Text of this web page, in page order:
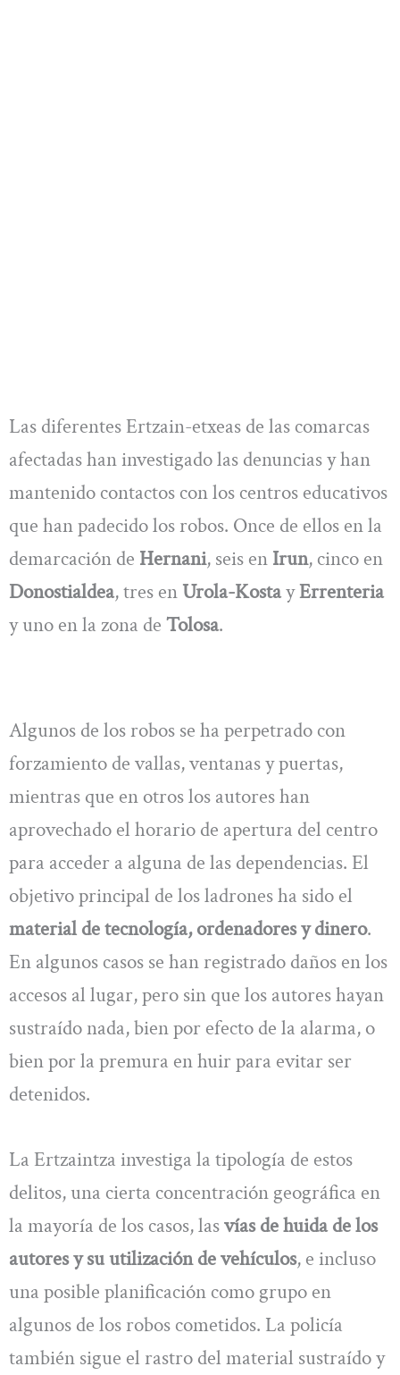
Las diferentes Ertzain-etxeas de las comarcas
afectadas han investigado las denuncias y han
mantenido contactos con los centros educativos
que han padecido los robos. Once de ellos en la
demarcación de Hernani, seis en Irun, cinco en
Donostialdea, tres en Urola-KostayErrenteria
y uno en la zona de Tolosa.
Algunos de los robos se ha perpetrado con
forzamiento de vallas, ventanas y puertas,
mientras que en otros los autores han
aprovechado el horario de apertura del centro
para acceder a alguna de las dependencias. El
objetivo principal de los ladrones ha sido el
material de tecnología, ordenadores y dinero.
En algunos casos se han registrado daños en los
accesos al lugar, pero sin que los autores hayan
sustraído nada, bien por efecto de la alarma, o
bien por la premura en huir para evitar ser
detenidos.
La Ertzaintza investiga la tipología de estos
delitos, una cierta concentración geográfica en
la mayoría de los casos, lasvías de huida de los
autores y su utilización de vehículos, e incluso
una posible planificación como grupo en
algunos de los robos cometidos. La policía
también sigue el rastro del material sustraído y